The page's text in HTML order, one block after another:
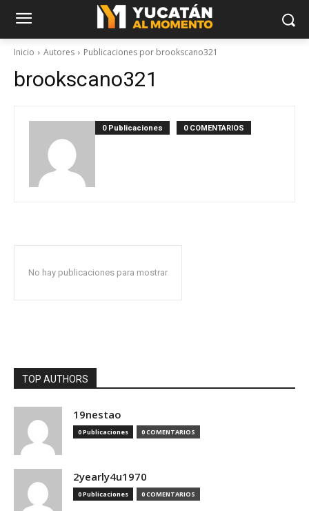
Inicio Autores Publicaciones por brookscano321
brookscano321
0 Publicaciones 0 COMENTARIOS
No hay publicaciones para mostrar
TOP AUTHORS
19nestao
0 Publicaciones 0 COMENTARIOS
2yearly4u1970
0 Publicaciones 0 COMENTARIOS